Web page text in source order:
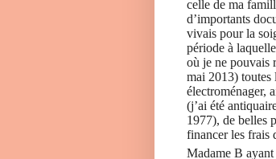
celle de ma
d’importants
vivais pour la
période à
où je ne pouvais
mai 2013) toutes
électroménager,
(j’ai été
1977), de belles
financer les frais
Madame B